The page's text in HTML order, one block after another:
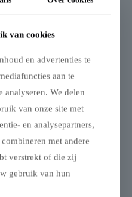
Complete vloer (in
pakket randen en
– 8x12m
van cookies
en advertenties te
aan te
analyseren. We delen
van onze site met
en analysepartners,
met andere
verstrekt of die zij
gebruik van hun